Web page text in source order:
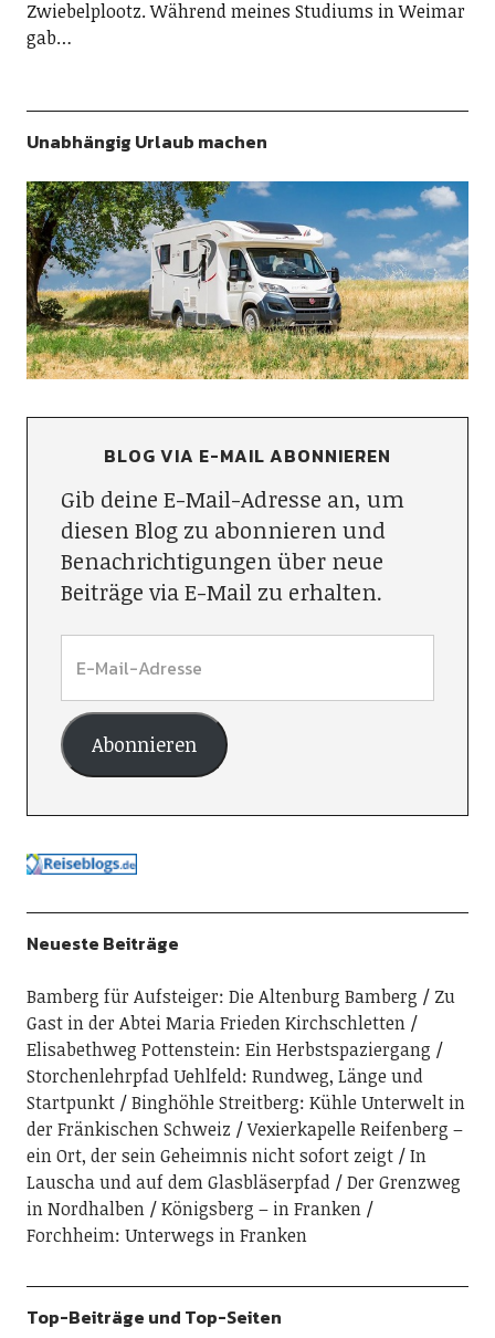
Zwiebelplootz. Während meines Studiums in Weimar
gab…
Unabhängig Urlaub machen
BLOG VIA E-MAIL ABONNIEREN
Gib deine E-Mail-Adresse an, um
diesen Blog zu abonnieren und
Benachrichtigungen über neue
Beiträge via E-Mail zu erhalten.
Abonnieren
Neueste Beiträge
Bamberg für Aufsteiger: Die Altenburg Bamberg
Zu
Gast in der Abtei Maria Frieden Kirchschletten
Elisabethweg Pottenstein: Ein Herbstspaziergang
Storchenlehrpfad Uehlfeld: Rundweg, Länge und
Startpunkt
Binghöhle Streitberg: Kühle Unterwelt in
der Fränkischen Schweiz
Vexierkapelle Reifenberg –
ein Ort, der sein Geheimnis nicht sofort zeigt
In
Lauscha und auf dem Glasbläserpfad
Der Grenzweg
in Nordhalben
Königsberg – in Franken
Forchheim: Unterwegs in Franken
Top-Beiträge und Top-Seiten